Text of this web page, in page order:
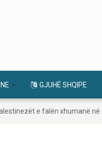
GJUHË SHQIPE
e falën xhumanë në